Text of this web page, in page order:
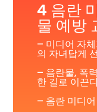
4 음란
물 예방
– 미디어 자
의 자녀답게
– 음란물, 폭
한 길로 이끈
– 음란 미디